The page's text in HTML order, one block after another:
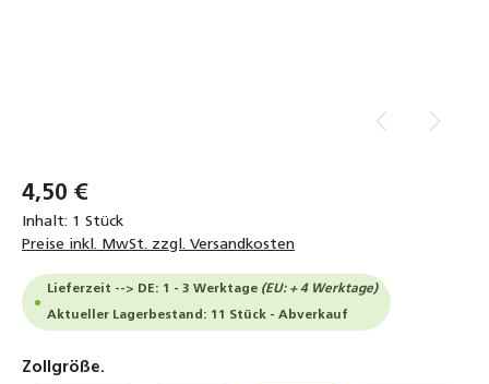
4,50 €
Inhalt: 1 Stück
Preise inkl. MwSt. zzgl. Versandkosten
Lieferzeit --> DE: 1 - 3 Werktage (EU: + 4 Werktage)
Aktueller Lagerbestand: 11 Stück - Abverkauf
Zollgröße.